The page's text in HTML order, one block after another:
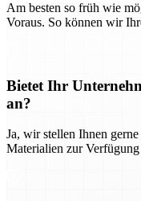
Am besten so früh wie
Voraus. So können wir
Bietet Ihr
an?
Ja, wir stellen Ihnen
Materialien zur